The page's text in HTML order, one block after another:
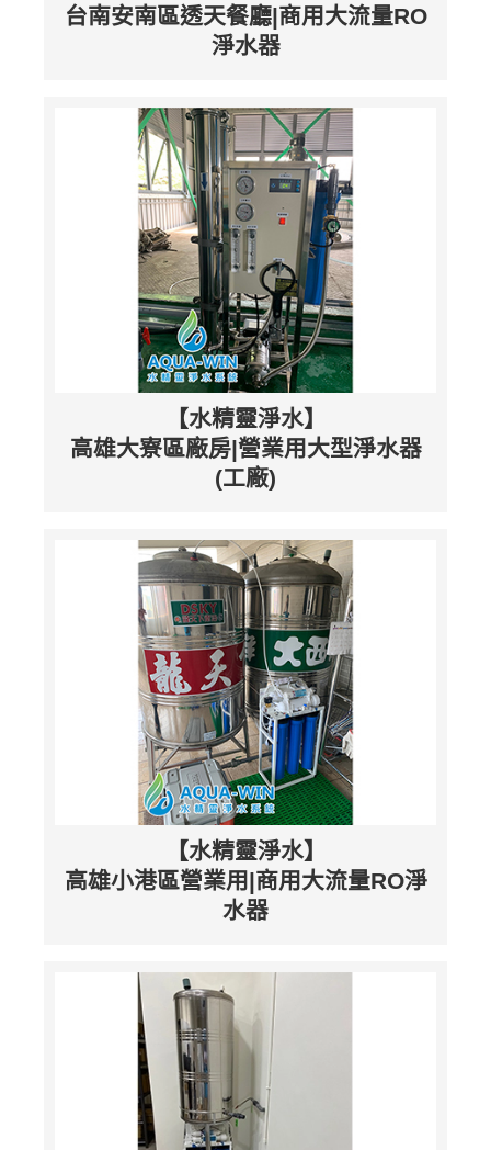
台南安南區透天餐廳|商用大流量RO
淨水器
【水精靈淨水】
高雄大寮區廠房|營業用大型淨水器
(工廠)
【水精靈淨水】
高雄小港區營業用|商用大流量RO淨
水器